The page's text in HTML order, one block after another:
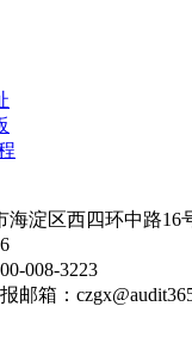
海淀区西四环中路16
008-3223
邮箱：